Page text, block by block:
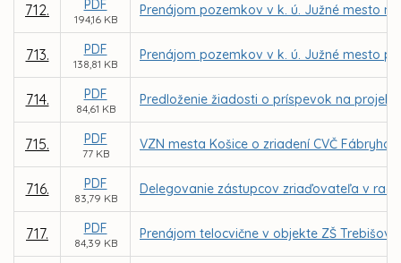
712. PDF
194,16 KB
Prenájom pozemkov v k. ú. Južné mesto
713. PDF
138,81 KB
Prenájom pozemkov v k. ú. Južné mesto
714. PDF
84,61 KB
Predloženie žiadosti o príspevok na
715. PDF
77 KB
VZN mesta Košice o zriadení CVČ Fábryho
716. PDF
83,79 KB
Delegovanie zástupcov zriaďovateľa v
717. PDF
84,39 KB
Prenájom telocvične v objekte ZŠ